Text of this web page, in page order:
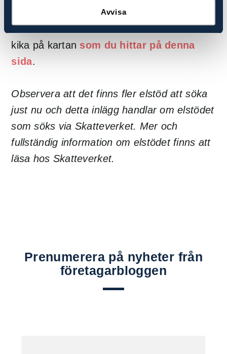
Avvisa
dig.
För att se vilket elområde du tillhör kan du
kika på kartan som du hittar på denna
sida.
Observera att det finns fler elstöd att söka
just nu och detta inlägg handlar om elstödet
som söks via Skatteverket. Mer och
fullständig information om elstödet finns att
läsa hos Skatteverket.
Prenumerera på nyheter från
företagarbloggen